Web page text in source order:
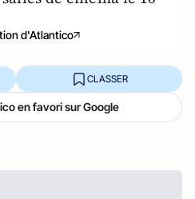
d'Atlantico
CLASSER
en favori sur Google